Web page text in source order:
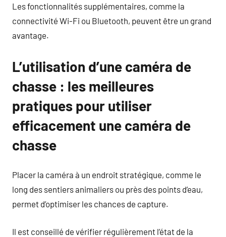
Les fonctionnalités supplémentaires, comme la
connectivité Wi-Fi ou Bluetooth, peuvent être un grand
avantage.
L’utilisation d’une caméra de
chasse : les meilleures
pratiques pour utiliser
efficacement une caméra de
chasse
Placer la caméra à un endroit stratégique, comme le
long des sentiers animaliers ou près des points d’eau,
permet d’optimiser les chances de capture.
Il est conseillé de vérifier régulièrement l’état de la